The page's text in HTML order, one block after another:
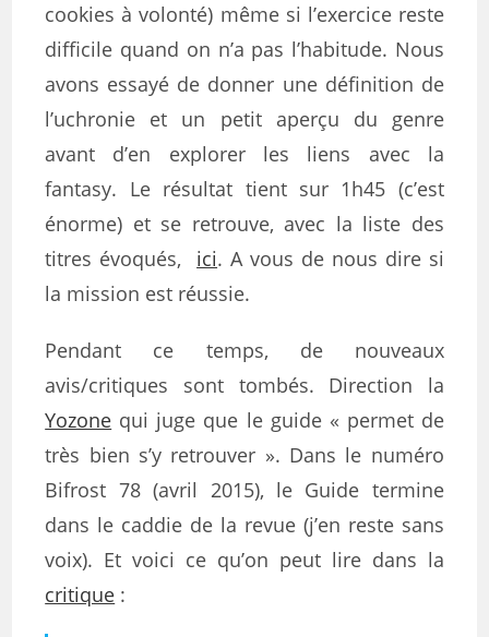
cookies à volonté) même si l’exercice reste
difficile quand on n’a pas l’habitude. Nous
avons essayé de donner une définition de
l’uchronie et un petit aperçu du genre
avant d’en explorer les liens avec la
fantasy. Le résultat tient sur 1h45 (c’est
énorme) et se retrouve, avec la liste des
titres évoqués, ici. A vous de nous dire si
la mission est réussie.
Pendant ce temps, de nouveaux
avis/critiques sont tombés. Direction la
Yozone qui juge que le guide « permet de
très bien s’y retrouver ». Dans le numéro
Bifrost 78 (avril 2015), le Guide termine
dans le caddie de la revue (j’en reste sans
voix). Et voici ce qu’on peut lire dans la
critique :